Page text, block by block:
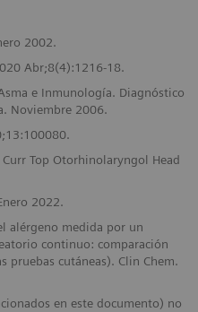
2002.
Abr;8(4):1216-18.
e Inmunología. Diagnóstico
Noviembre 2006.
Curr Top Otorhinolaryngol Head
2022.
alérgeno medida por un
continuo: comparación
pruebas cutáneas). Clin Chem.
en este documento) no